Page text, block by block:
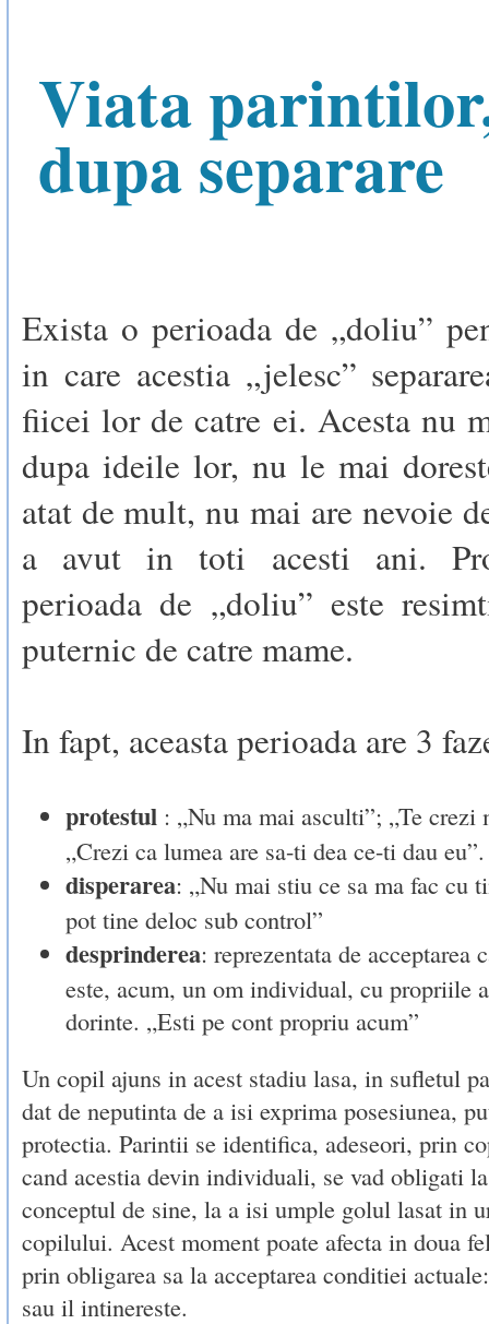
Viata
dupa separare
Exista o perioada de „doliu”
in care acestia „jelesc”
fiicei lor de catre ei. Acesta nu
dupa ideile lor, nu le mai
atat de mult, nu mai are nevoie
a avut in toti acesti ani.
perioada de „doliu” este
puternic de catre mame.
In fapt, aceasta perioada are 3
protestul : „Nu ma mai asculti”; „Te crezi
„Crezi ca lumea are sa-ti dea ce-ti dau eu”.
disperarea: „Nu mai stiu ce sa ma fac cu
pot tine deloc sub control”
desprinderea: reprezentata de acceptarea
este, acum, un om individual, cu propriile
dorinte. „Esti pe cont propriu acum”
Un copil ajuns in acest stadiu lasa, in sufletul
dat de neputinta de a isi exprima posesiunea,
protectia. Parintii se identifica, adeseori, prin
cand acestia devin individuali, se vad obligati
conceptul de sine, la a isi umple golul lasat in
copilului. Acest moment poate afecta in doua
prin obligarea sa la acceptarea conditiei
sau il intinereste.